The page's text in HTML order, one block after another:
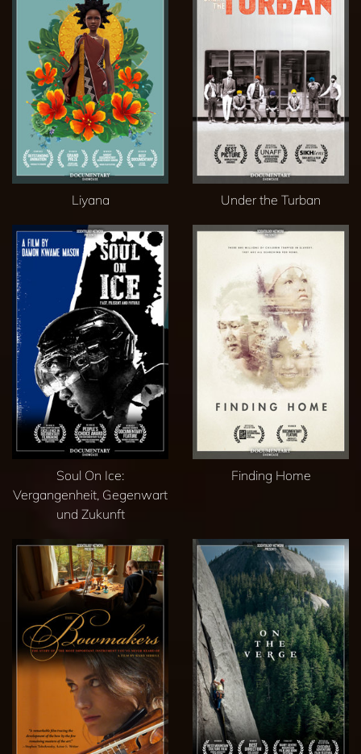
Liyana Under the Turban
Soul On Ice:
Vergangenheit, Gegenwart
und Zukunft
Finding Home